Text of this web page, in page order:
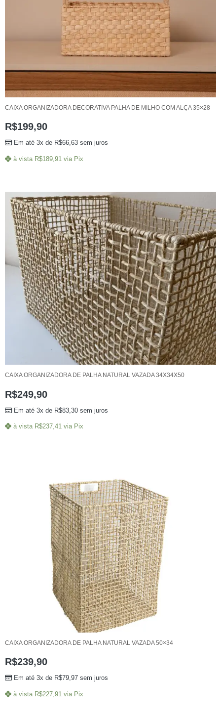
CAIXA ORGANIZADORA DECORATIVA PALHA DE MILHO COM ALÇA 35×28
R$199,90
Em até 3x de R$66,63 sem juros
à vista R$189,91 via Pix
CAIXA ORGANIZADORA DE PALHA NATURAL VAZADA 34X34X50
R$249,90
Em até 3x de R$83,30 sem juros
à vista R$237,41 via Pix
CAIXA ORGANIZADORA DE PALHA NATURAL VAZADA 50×34
R$239,90
Em até 3x de R$79,97 sem juros
à vista R$227,91 via Pix